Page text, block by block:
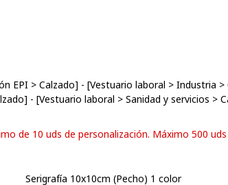
EPI > Calzado] - [Vestuario laboral > Industria >
] - [Vestuario laboral > Sanidad y servicios >
de 10 uds de personalización. Máximo 500
Serigrafía 10x10cm (Pecho) 1 color